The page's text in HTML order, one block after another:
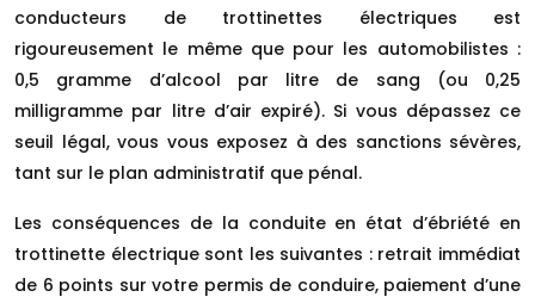
conducteurs de trottinettes électriques est
rigoureusement le même que pour les automobilistes :
0,5 gramme d’alcool par litre de sang (ou 0,25
milligramme par litre d’air expiré). Si vous dépassez ce
seuil légal, vous vous exposez à des sanctions sévères,
tant sur le plan administratif que pénal.
Les conséquences de la conduite en état d’ébriété en
trottinette électrique sont les suivantes : retrait immédiat
de 6 points sur votre permis de conduire, paiement d’une